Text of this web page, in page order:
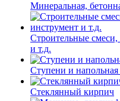
Минеральная,
Строительные
и т.д.
Ступени и напольная
Cтеклянный кирпич